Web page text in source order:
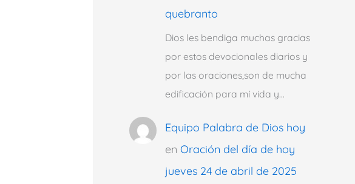
quebranto
Dios les bendiga muchas gracias
por estos devocionales diarios y
por las oraciones,son de mucha
edificación para mí vida y…
Equipo Palabra de Dios hoy
en Oración del día de hoy
jueves 24 de abril de 2025